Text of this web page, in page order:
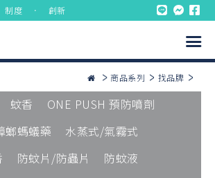
度 ． 創新
商品系列 找品牌
蚊香
ONE PUSH 預防噴劑
螂螞蟻藥
水蒸式/氣霧式
防蚊片/防蟲片
防蚊液